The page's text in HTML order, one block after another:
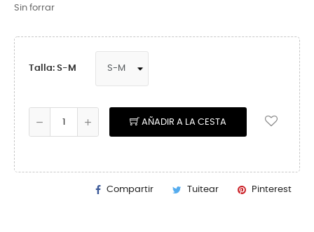
Sin forrar
Talla: S-M
AÑADIR A LA CESTA
Compartir Tuitear Pinterest